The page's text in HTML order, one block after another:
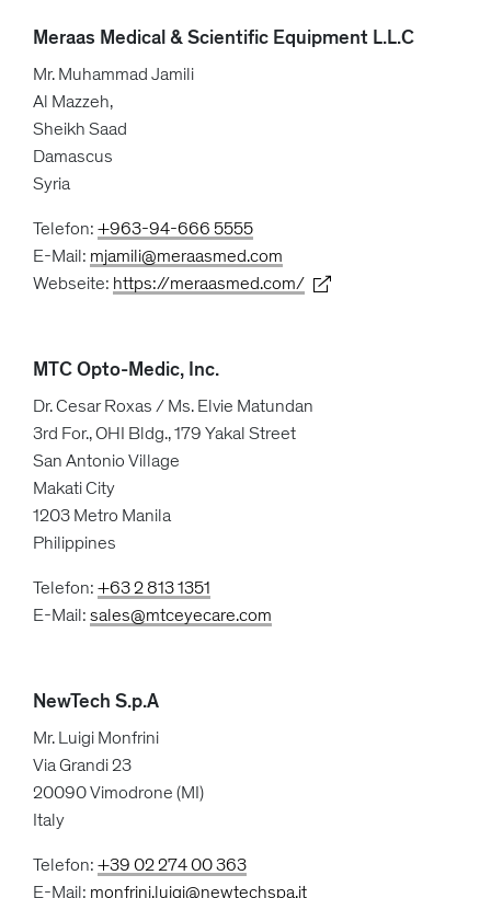
Meraas Medical & Scientific Equipment L.L.C
Mr. Muhammad Jamili
Al Mazzeh,
Sheikh Saad
Damascus
Syria
Telefon:+963-94-666 5555
E-Mail: mjamili@meraasmed.com
Webseite: https://meraasmed.com/
MTC Opto-Medic, Inc.
Dr. Cesar Roxas / Ms. Elvie Matundan
3rd For., OHI Bldg., 179 Yakal Street
San Antonio Village
Makati City
1203 Metro Manila
Philippines
Telefon:+63 2 813 1351
E-Mail:sales@mtceyecare.com
NewTech S.p.A
Mr. Luigi Monfrini
Via Grandi 23
20090 Vimodrone (MI)
Italy
Telefon:+39 02 274 00 363
E-Mail: monfrini.luigi@newtechspa.it